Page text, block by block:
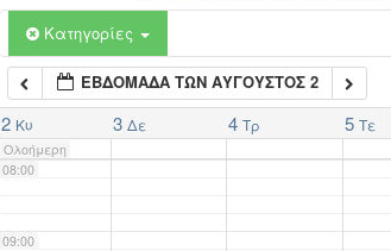
Κατηγορίες
ΕΒΔΟΜΆΔΑ ΤΩΝ ΑΎΓΟΥΣΤΟΣ 2
2 Κυ 3 Δε 4 Τρ 5 Τε
Ολοήμερη
06:00
07:00
08:00
09:00